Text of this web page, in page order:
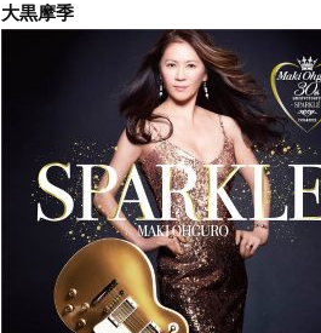
大黒摩季